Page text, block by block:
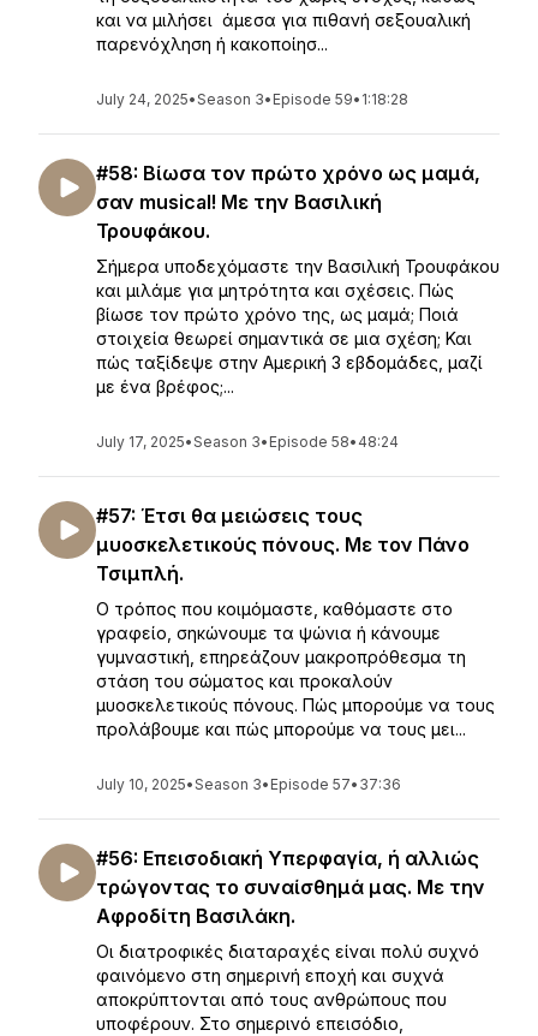
και να μιλήσει άμεσα για πιθανή σεξουαλική
παρενόχληση ή κακοποίησ...
July 24, 2025•Season 3• Episode 59• 1:18:28
#58: Βίωσα τον πρώτο χρόνο ως μαμά,
σαν musical! Με την Βασιλική
Τρουφάκου.
Σήμερα υποδεχόμαστε την Βασιλική Τρουφάκου
και μιλάμε για μητρότητα και σχέσεις. Πώς
βίωσε τον πρώτο χρόνο της, ως μαμά; Ποιά
στοιχεία θεωρεί σημαντικά σε μια σχέση; Και
πώς ταξίδεψε στην Αμερική 3 εβδομάδες, μαζί
με ένα βρέφος;...
July 17, 2025•Season 3• Episode 58• 48:24
#57: Έτσι θα μειώσεις τους
μυοσκελετικούς πόνους. Με τον Πάνο
Τσιμπλή.
Ο τρόπος που κοιμόμαστε, καθόμαστε στο
γραφείο, σηκώνουμε τα ψώνια ή κάνουμε
γυμναστική, επηρεάζουν μακροπρόθεσμα τη
στάση του σώματος και προκαλούν
μυοσκελετικούς πόνους. Πώς μπορούμε να τους
προλάβουμε και πώς μπορούμε να τους μει...
July 10, 2025•Season 3• Episode 57• 37:36
#56: Επεισοδιακή Υπερφαγία, ή αλλιώς
τρώγοντας το συναίσθημά μας. Με την
Αφροδίτη Βασιλάκη.
Οι διατροφικές διαταραχές είναι πολύ συχνό
φαινόμενο στη σημερινή εποχή και συχνά
αποκρύπτονται από τους ανθρώπους που
υποφέρουν. Στο σημερινό επεισόδιο,